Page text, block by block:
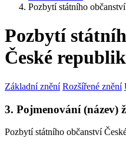
Pozbytí státního
Pozbytí
České
Základní znění Rozšířené znění
3. Pojmenování (název)
Pozbytí státního občanství